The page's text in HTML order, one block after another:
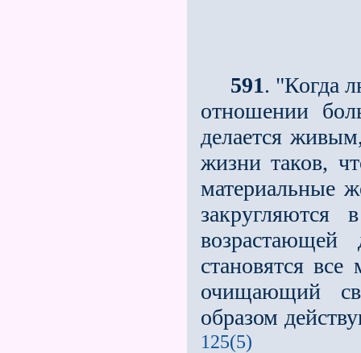
591. "Когда
отношении
делается
жизни таков,
материальные
становятся
очищающий
образом
125(5)